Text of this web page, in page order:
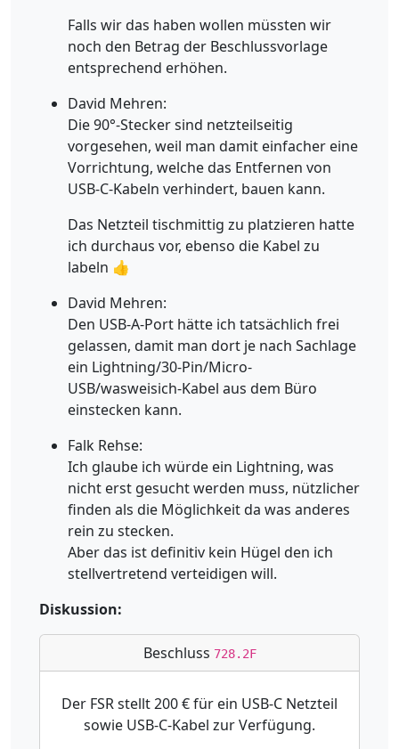
Falls wir das haben wollen müssten wir
noch den Betrag der Beschlussvorlage
entsprechend erhöhen.
David Mehren:
Die 90°-Stecker sind netzteilseitig
vorgesehen, weil man damit einfacher eine
Vorrichtung, welche das Entfernen von
USB-C-Kabeln verhindert, bauen kann.
Das Netzteil tischmittig zu platzieren hatte
ich durchaus vor, ebenso die Kabel zu
labeln 👍
David Mehren:
Den USB-A-Port hätte ich tatsächlich frei
gelassen, damit man dort je nach Sachlage
ein Lightning/30-Pin/Micro-
USB/wasweisich-Kabel aus dem Büro
einstecken kann.
Falk Rehse:
Ich glaube ich würde ein Lightning, was
nicht erst gesucht werden muss, nützlicher
finden als die Möglichkeit da was anderes
rein zu stecken.
Aber das ist definitiv kein Hügel den ich
stellvertretend verteidigen will.
Diskussion:
Beschluss 728.2F
Der FSR stellt 200 € für ein USB-C Netzteil
sowie USB-C-Kabel zur Verfügung.